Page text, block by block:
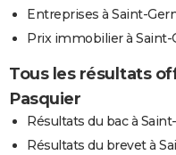
Entreprises à Saint-
Prix immobilier à
Tous les résultats
Pasquier
Résultats du bac à
Résultats du brevet à